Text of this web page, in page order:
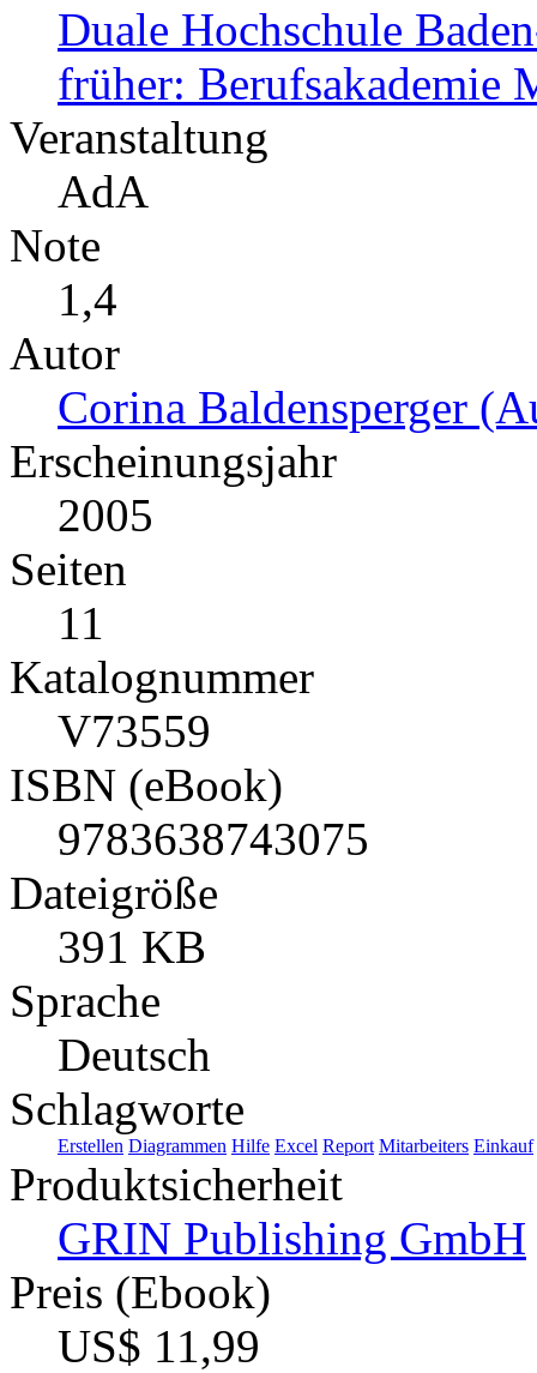
Duale Hochschule
früher: Berufsakademie
Veranstaltung
AdA
Note
1,4
Autor
Corina Baldensperger
Erscheinungsjahr
2005
Seiten
11
Katalognummer
V73559
ISBN (eBook)
9783638743075
Dateigröße
391 KB
Sprache
Deutsch
Schlagworte
Erstellen Diagrammen Hilfe Excel Report Mitarbeiters Einkauf
Produktsicherheit
GRIN Publishing GmbH
Preis (Ebook)
US$ 11,99